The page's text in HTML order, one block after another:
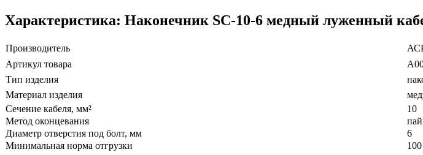
Характеристика: Наконечник SC-10-6 медный луженный
Производитель
Артикул товара
Тип изделия
Материал изделия
Сечение кабеля, мм²
10
Метод оконцевания
Диаметр отверстия под болт, мм
6
Минимальная норма отгрузки